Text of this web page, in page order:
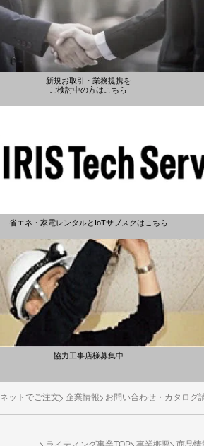
新規お取引・業務提携を
ご検討中の方はこちら
省エネ・家電レンタルとIoTサブスクはこちら
協力工事店様募集中
ネットでご注文 企業情報 お問い合わせ・カタログ